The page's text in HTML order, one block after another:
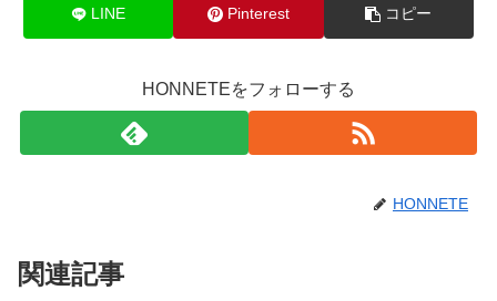
LINE Pinterest コピー
HONNETEをフォローする
HONNETE
関連記事